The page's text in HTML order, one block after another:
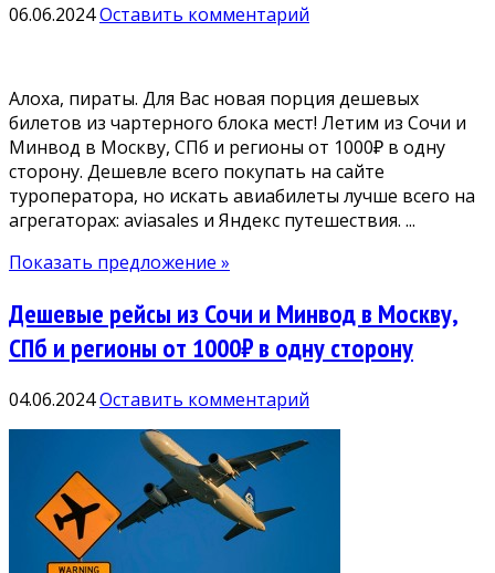
06.06.2024Оставить комментарий
Алоха, пираты. Для Вас новая порция дешевых
билетов из чартерного блока мест! Летим из Сочи и
Минвод в Москву, СПб и регионы от 1000₽ в одну
сторону. Дешевле всего покупать на сайте
туроператора, но искать авиабилеты лучше всего на
агрегаторах: aviasales и Яндекс путешествия. ...
Показать предложение »
Дешевые рейсы из Сочи и Минвод в Москву,
СПб и регионы от 1000₽ в одну сторону
04.06.2024Оставить комментарий